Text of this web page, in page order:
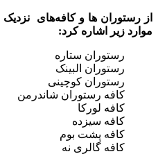
از رستوران ها و کافه‌های نزدیک
موارد زیر اشاره کرد:
رستوران ستاره
رستوران البینک
رستوران کوچینی
کافه رستوران شاندرمن
کافه لورکا
کافه سیزده
کافه پشت بوم
کافه گالری نه